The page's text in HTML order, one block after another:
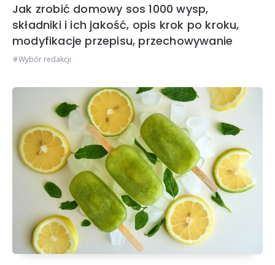
Jak zrobić domowy sos 1000 wysp,
składniki i ich jakość, opis krok po kroku,
modyfikacje przepisu, przechowywanie
Wybór redakcji